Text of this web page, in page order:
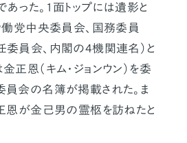
った。1面トップには遺影と
働党中央委員会、国務委員
員会、内閣の4機関連名）と
正恩（キム・ジョンウン）を委
員会の名簿が掲載された。ま
恩が金己男の霊柩を訪ねたと